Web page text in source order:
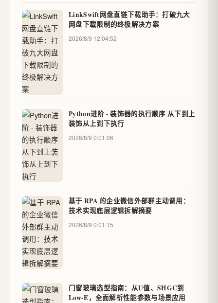
LinkSwift网盘直链下载助手：打破九大
网盘下载限制的终极解决方案
2026/8/9 12:04:52
Python进阶 - 装饰器的执行顺序 从下到上
装饰从上到下执行
2026/8/9 0:01:06
基于 RPA 的企业微信外部群主动调用：
技术实现底层逻辑拆解摘要
2026/8/9 0:01:15
门窗玻璃选型指南：从U值、SHGC到
Low-E，全面解析性能参数与场景应用